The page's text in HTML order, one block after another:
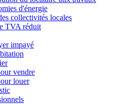
d'énergie
collectivités locales
TVA réduit
impayé
vendre
louer